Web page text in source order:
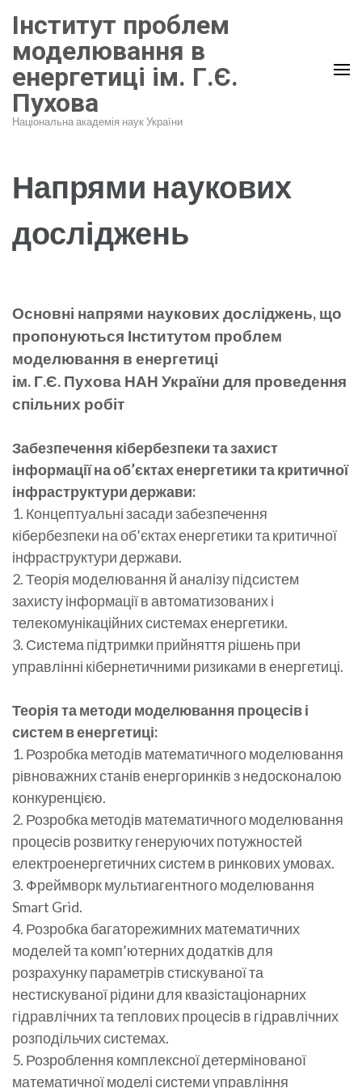
до
вмісту
(натисніть
Enter)
Інститут проблем
моделювання в
енергетиці ім. Г.Є.
Пухова
Національна академія наук України
Напрями наукових
досліджень
Основні напрями наукових досліджень, що
пропонуються Інститутом проблем
моделювання в енергетиці
ім. Г.Є. Пухова НАН України для проведення
спільних робіт
Забезпечення кібербезпеки та захист
інформації на об’єктах енергетики та критичної
інфраструктури держави:
1. Концептуальні засади забезпечення
кібербезпеки на об’єктах енергетики та критичної
інфраструктури держави.
2. Теорія моделювання й аналізу підсистем
захисту інформації в автоматизованих і
телекомунікаційних системах енергетики.
3. Система підтримки прийняття рішень при
управлінні кібернетичними ризиками в енергетиці.
Теорія та методи моделювання процесів і
систем в енергетиці:
1. Розробка методів математичного моделювання
рівноважних станів енергоринків з недосконалою
конкуренцією.
2. Розробка методів математичного моделювання
процесів розвитку генеруючих потужностей
електроенергетичних систем в ринкових умовах.
3. Фреймворк мультиагентного моделювання
Smart Grid.
4. Розробка багаторежимних математичних
моделей та комп’ютерних додатків для
розрахунку параметрів стискуваної та
нестискуваної рідини для квазістаціонарних
гідравлічних та теплових процесів в гідравлічних
розподільчих системах.
5. Розроблення комплексної детермінованої
математичної моделі системи управління